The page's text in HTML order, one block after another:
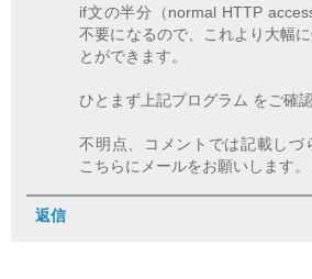
if文の半分（normal HTTP
不要になるので、これより大幅
とができます。
ひとまず上記プログラム をご確
不明点、コメントでは記載しづ
こちらにメールをお願いします
返信